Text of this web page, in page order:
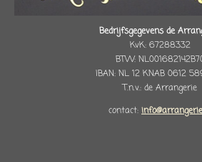
Bedrijfsgegevens de
KvK: 67288332
BTW:
IBAN: NL 12 KNAB 0612
T.n.v.: de Arrangerie
contact: